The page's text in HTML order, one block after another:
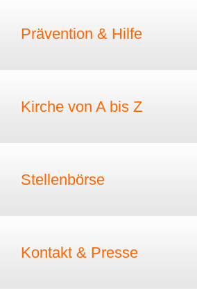
Prävention & Hilfe
Kirche von A bis Z
Stellenbörse
Kontakt & Presse